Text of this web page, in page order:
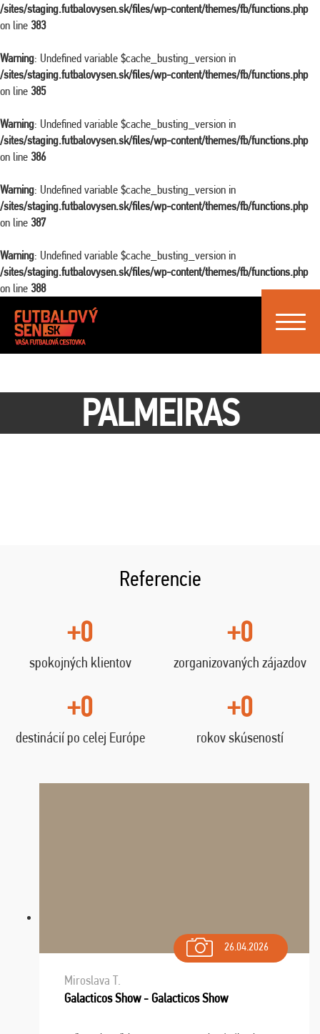
/sites/staging.futbalovysen.sk/files/wp-content/themes/fb/functions.php
on line 383
Warning: Undefined variable $cache_busting_version in
/sites/staging.futbalovysen.sk/files/wp-content/themes/fb/functions.php
on line 385
Warning: Undefined variable $cache_busting_version in
/sites/staging.futbalovysen.sk/files/wp-content/themes/fb/functions.php
on line 386
Warning: Undefined variable $cache_busting_version in
/sites/staging.futbalovysen.sk/files/wp-content/themes/fb/functions.php
on line 387
Warning: Undefined variable $cache_busting_version in
/sites/staging.futbalovysen.sk/files/wp-content/themes/fb/functions.php
on line 388
Toggle
PALMEIRAS
Referencie
+0
spokojných klientov
+0
zorganizovaných zájazdov
+0
destinácií po celej Európe
+0
rokov skúseností
26.04.2026
Miroslava T.
Galacticos Show - Galacticos Show